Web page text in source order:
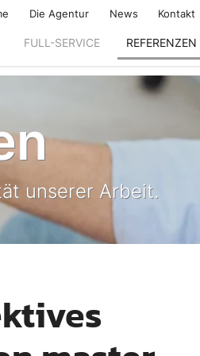
Die Agentur News Kontakt
FULL-SERVICE REFERENZEN
unserer Arbeit.